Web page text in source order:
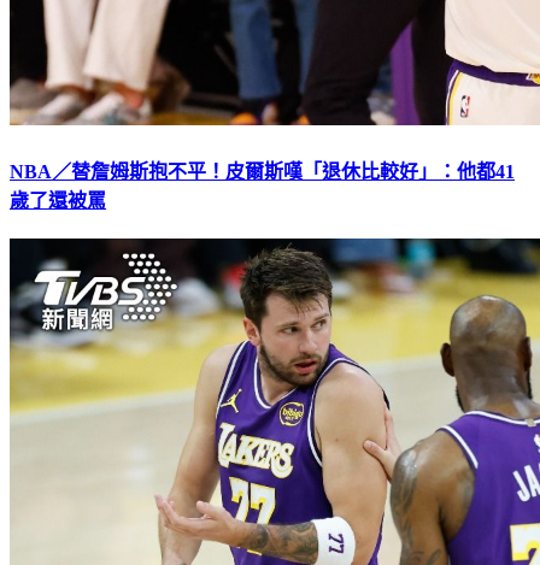
NBA／替詹姆斯抱不平！皮爾斯嘆「退休比較好」：他都41
歲了還被罵